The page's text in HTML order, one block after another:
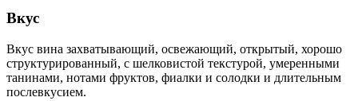
Вкус
Вкус вина захватывающий, освежающий, открытый, хорошо
структурированный, с шелковистой текстурой, умеренными
танинами, нотами фруктов, фиалки и солодки и длительным
послевкусием.